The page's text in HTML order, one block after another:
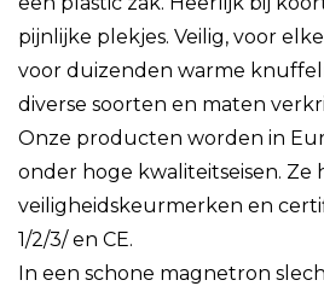
pijnlijke plekjes. Veilig, voor
voor duizenden warme
diverse soorten en maten
Onze producten worden in
onder hoge kwaliteitseisen. Ze
veiligheidskeurmerken en
1/2/3/ en CE.
In een schone magnetron